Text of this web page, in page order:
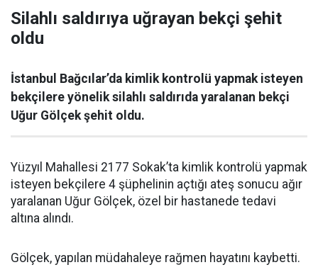
Silahlı saldırıya uğrayan bekçi şehit
oldu
İstanbul Bağcılar’da kimlik kontrolü yapmak isteyen
bekçilere yönelik silahlı saldırıda yaralanan bekçi
Uğur Gölçek şehit oldu.
Yüzyıl Mahallesi 2177 Sokak’ta kimlik kontrolü yapmak
isteyen bekçilere 4 şüphelinin açtığı ateş sonucu ağır
yaralanan Uğur Gölçek, özel bir hastanede tedavi
altına alındı.
Gölçek, yapılan müdahaleye rağmen hayatını kaybetti.